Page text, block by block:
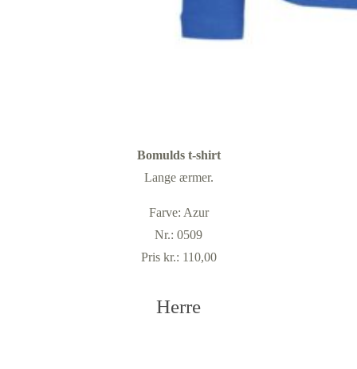
Bomulds t-shirt
Lange ærmer.
Farve: Azur
Nr.: 0509
Pris kr.: 110,00
Herre